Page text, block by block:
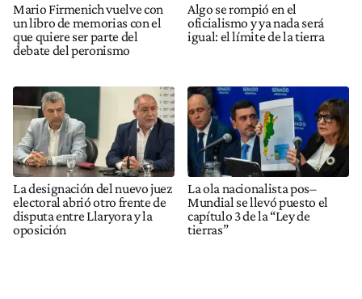
Mario Firmenich vuelve con
un libro de memorias con el
que quiere ser parte del
debate del peronismo
Algo se rompió en el
oficialismo y ya nada será
igual: el límite de la tierra
La designación del nuevo juez
electoral abrió otro frente de
disputa entre Llaryora y la
oposición
La ola nacionalista pos–
Mundial se llevó puesto el
capítulo 3 de la “Ley de
tierras”